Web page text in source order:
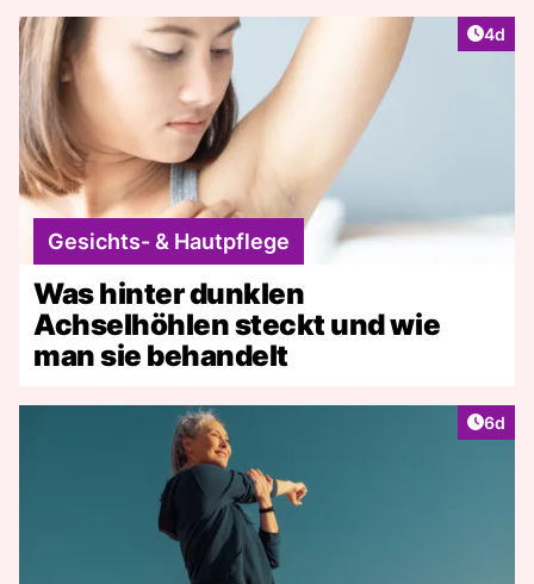
4d
Gesichts- & Hautpflege
Was hinter dunklen
Achselhöhlen steckt und wie
man sie behandelt
6d